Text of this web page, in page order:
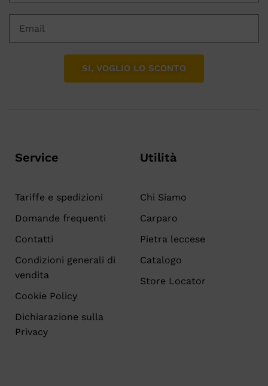
SI, VOGLIO LO SCONTO
Service
Tariffe e spedizioni
Domande frequenti
Contatti
Condizioni generali di
vendita
Cookie Policy
Dichiarazione sulla
Privacy
Utilità
Chi Siamo
Carparo
Pietra leccese
Catalogo
Store Locator